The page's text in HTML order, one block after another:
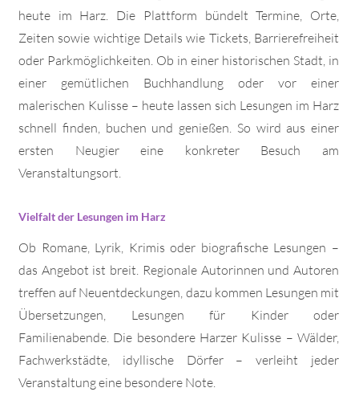
heute im Harz. Die Plattform bündelt Termine, Orte,
Zeiten sowie wichtige Details wie Tickets, Barrierefreiheit
oder Parkmöglichkeiten. Ob in einer historischen Stadt, in
einer gemütlichen Buchhandlung oder vor einer
malerischen Kulisse – heute lassen sich Lesungen im Harz
schnell finden, buchen und genießen. So wird aus einer
ersten Neugier eine konkreter Besuch am
Veranstaltungsort.
Vielfalt der Lesungen im Harz
Ob Romane, Lyrik, Krimis oder biografische Lesungen –
das Angebot ist breit. Regionale Autorinnen und Autoren
treffen auf Neuentdeckungen, dazu kommen Lesungen mit
Übersetzungen, Lesungen für Kinder oder
Familienabende. Die besondere Harzer Kulisse – Wälder,
Fachwerkstädte, idyllische Dörfer – verleiht jeder
Veranstaltung eine besondere Note.